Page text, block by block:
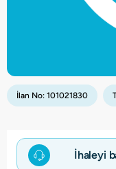
İlan No: 101021830
İhaleyi